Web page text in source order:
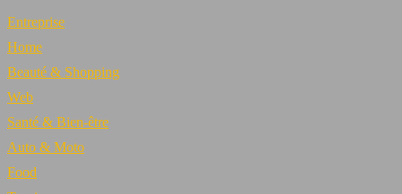
Entreprise
Home
Beauté & Shopping
Web
Santé & Bien-être
Auto & Moto
Food